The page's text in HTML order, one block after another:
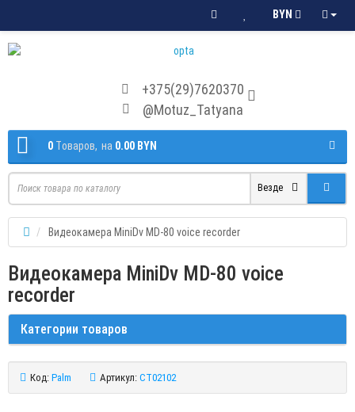
BYN
+375(29)7620370
@Motuz_Tatyana
0 Tоваров, на 0.00 BYN
Везде
Видеокамера MiniDv MD-80 voice recorder
Видеокамера MiniDv MD-80 voice
recorder
Категории товаров
Код: Palm Артикул: CT02102